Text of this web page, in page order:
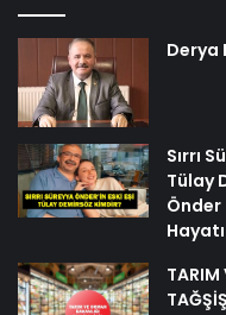
Derya
Sırrı
Tülay
Önder
TARIM